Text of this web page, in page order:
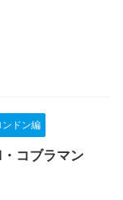
ンドン編
コブラマン